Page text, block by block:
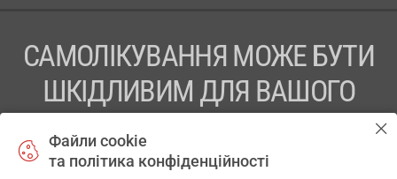
САМОЛІКУВАННЯ МОЖЕ БУТИ
ШКІДЛИВИМ ДЛЯ ВАШОГО
ПЕРЕД ЗАСТОСУВАННЯМ ПРЕПАРАТУ ПРОКОНСУЛЬТУЙТЕСЬ
Файли cookie
та політика конфіденційності